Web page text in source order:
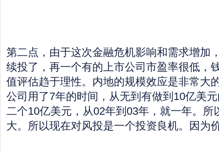
第二点，由于这次金融危机影响和需求增加
续投了，再一个有的上市公司市盈率很低，
值评估趋于理性。内地的规模效应是非常大
公司用了7年的时间，从无到有做到10亿美
二个10亿美元，从02年到03年，就一年。所
大。所以现在对风投是一个投资良机。因为